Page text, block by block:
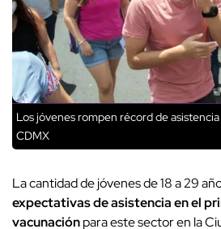
Los jóvenes rompen récord de
CDMX
La cantidad de jóvenes de 18 a 29
expectativas de asistencia en el
vacunaciónpara este sector en la